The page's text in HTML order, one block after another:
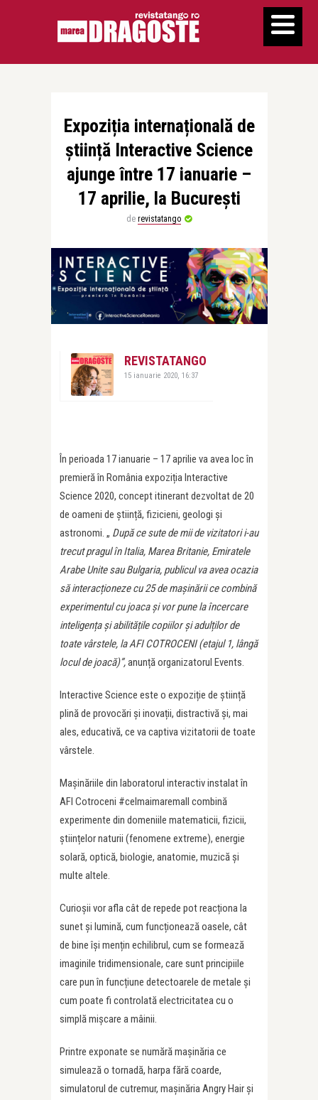
Expoziția internațională de
știință Interactive Science
ajunge între 17 ianuarie –
17 aprilie, la București
de revistatango
REVISTATANGO
15 ianuarie 2020, 16:37
În perioada 17 ianuarie – 17 aprilie va avea loc în
premieră în România expoziția Interactive
Science 2020, concept itinerant dezvoltat de 20
de oameni de știință, fizicieni, geologi și
astronomi. „ După ce sute de mii de vizitatori i-au
trecut pragul în Italia, Marea Britanie, Emiratele
Arabe Unite sau Bulgaria, publicul va avea ocazia
să interacționeze cu 25 de mașinării ce combină
experimentul cu joaca și vor pune la încercare
inteligența și abilitățile copiilor și adulților de
toate vârstele, la AFI COTROCENI (etajul 1, lângă
locul de joacă)”,anunță organizatorul Events.
Interactive Science este o expoziție de știință
plină de provocări și inovații, distractivă și, mai
ales, educativă, ce va captiva vizitatorii de toate
vârstele.
Mașinăriile din laboratorul interactiv instalat în
AFI Cotroceni #celmaimaremall combină
experimente din domeniile matematicii, fizicii,
științelor naturii (fenomene extreme), energie
solară, optică, biologie, anatomie, muzică și
multe altele.
Curioșii vor afla cât de repede pot reacționa la
sunet și lumină, cum funcționează oasele, cât
de bine își mențin echilibrul, cum se formează
imaginile tridimensionale, care sunt principiile
care pun în funcțiune detectoarele de metale și
cum poate fi controlată electricitatea cu o
simplă mișcare a mâinii.
Printre exponate se numără mașinăria ce
simulează o tornadă, harpa fără coarde,
simulatorul de cutremur, mașinăria Angry Hair și